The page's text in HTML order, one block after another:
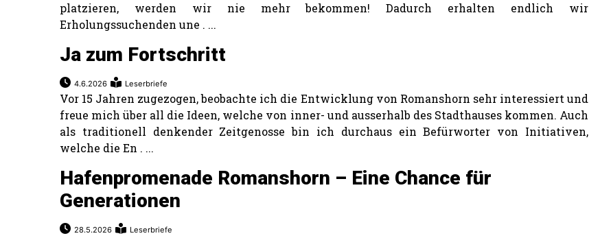
platzieren, werden wir nie mehr bekommen! Dadurch erhalten endlich wir
Erholungssuchenden une . ...
Ja zum Fortschritt
4.6.2026 Leserbriefe
Vor 15 Jahren zugezogen, beobachte ich die Entwicklung von Romanshorn sehr interessiert und
freue mich über all die Ideen, welche von inner- und ausserhalb des Stadthauses kommen. Auch
als traditionell denkender Zeitgenosse bin ich durchaus ein Befürworter von Initiativen,
welche die En . ...
Hafenpromenade Romanshorn – Eine Chance für
Generationen
28.5.2026 Leserbriefe